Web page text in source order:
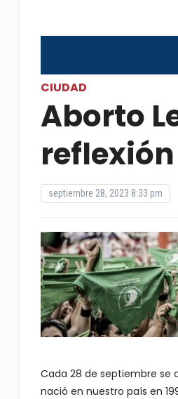
CIUDAD
Aborto
septiembre 28, 2023 8:33 pm
Cada 28 de septiembre se
nació en nuestro país en